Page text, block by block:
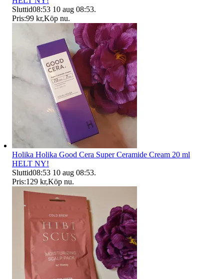
Sluttid08:53 10 aug 08:53.
Pris:99 kr,Köp nu.
Holika Holika Good Cera Super Ceramide Cream 20 ml
HELT NY!
Sluttid08:53 10 aug 08:53.
Pris:129 kr,Köp nu.